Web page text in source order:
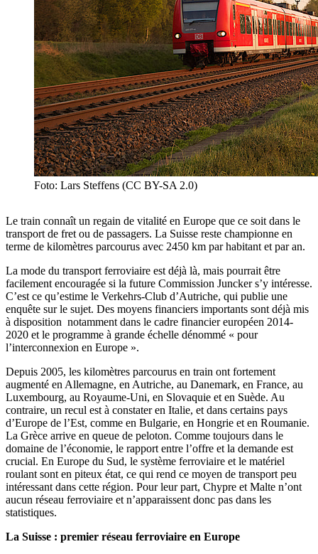
Foto: Lars Steffens (CC BY-SA 2.0)
Le train connaît un regain de vitalité en Europe que ce soit dans le
transport de fret ou de passagers. La Suisse reste championne en
terme de kilomètres parcourus avec 2450 km par habitant et par an.
La mode du transport ferroviaire est déjà là, mais pourrait être
facilement encouragée si la future Commission Juncker s’y intéresse.
C’est ce qu’estime le Verkehrs-Club d’Autriche, qui publie une
enquête sur le sujet. Des moyens financiers importants sont déjà mis
à disposition notamment dans le cadre financier européen 2014-
2020 et le programme à grande échelle dénommé « pour
l’interconnexion en Europe ».
Depuis 2005, les kilomètres parcourus en train ont fortement
augmenté en Allemagne, en Autriche, au Danemark, en France, au
Luxembourg, au Royaume-Uni, en Slovaquie et en Suède. Au
contraire, un recul est à constater en Italie, et dans certains pays
d’Europe de l’Est, comme en Bulgarie, en Hongrie et en Roumanie.
La Grèce arrive en queue de peloton. Comme toujours dans le
domaine de l’économie, le rapport entre l’offre et la demande est
crucial. En Europe du Sud, le système ferroviaire et le matériel
roulant sont en piteux état, ce qui rend ce moyen de transport peu
intéressant dans cette région. Pour leur part, Chypre et Malte n’ont
aucun réseau ferroviaire et n’apparaissent donc pas dans les
statistiques.
La Suisse : premier réseau ferroviaire en Europe